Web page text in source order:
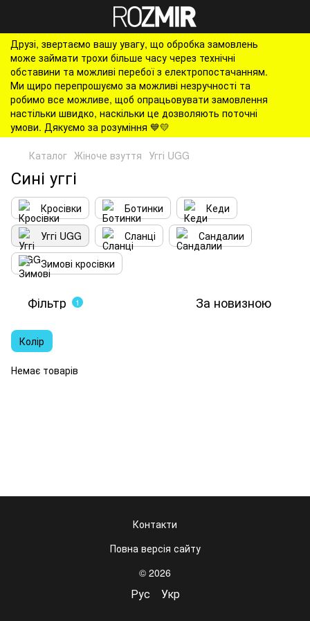
Друзі, звертаємо вашу увагу, що обробка замовлень
може займати трохи більше часу через технічні
обставини та можливі перебої з електропостачанням.
Ми щиро перепрошуємо за можливі незручності та
робимо все можливе, щоб опрацьовувати замовлення
настільки швидко, наскільки це дозволяють поточні
умови. Дякуємо за розуміння 💙💛
Каталог Жіноче взуття Уггі UGG
Сині уггі
Кросівки Ботинки
Кеди
Уггі UGG
Сланці
Сандалии
Зимові кросівки
Фільтр 1 За новизною
Колір
Немає товарів
Контакти
Повна версія сайту
© 2026
Рус Укр